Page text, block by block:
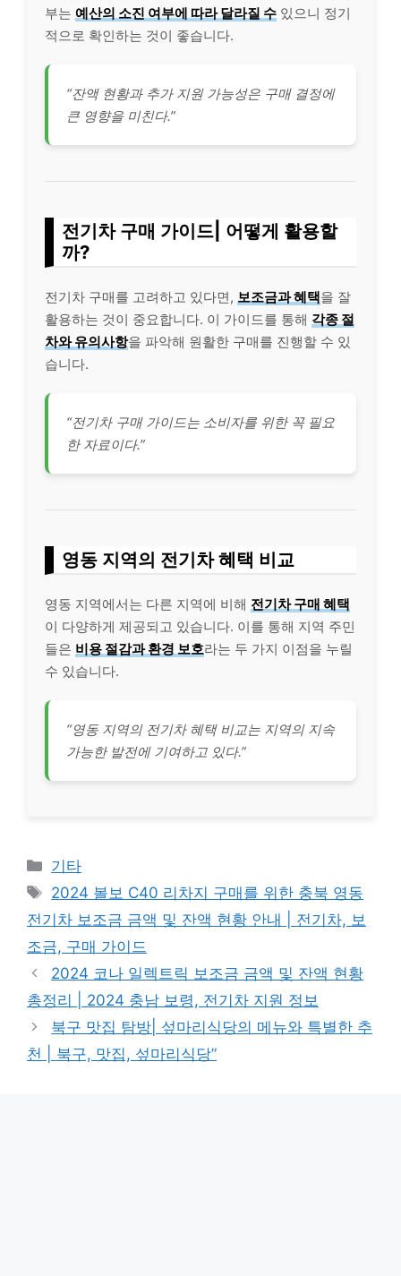
부는 예산의 소진 여부에 따라 달라질 수 있으니 정기
적으로 확인하는 것이 좋습니다.
“잔액 현황과 추가 지원 가능성은 구매 결정에
큰 영향을 미친다.”
전기차 구매 가이드| 어떻게 활용할
까?
전기차 구매를 고려하고 있다면, 보조금과 혜택을 잘
활용하는 것이 중요합니다. 이 가이드를 통해 각종 절
차와 유의사항을 파악해 원활한 구매를 진행할 수 있
습니다.
“전기차 구매 가이드는 소비자를 위한 꼭 필요
한 자료이다.”
영동 지역의 전기차 혜택 비교
영동 지역에서는 다른 지역에 비해 전기차 구매 혜택
이 다양하게 제공되고 있습니다. 이를 통해 지역 주민
들은 비용 절감과 환경 보호라는 두 가지 이점을 누릴
수 있습니다.
“영동 지역의 전기차 혜택 비교는 지역의 지속
가능한 발전에 기여하고 있다.”
Categories
기타
Tags
2024 볼보 C40 리차지 구매를 위한 충북 영동
전기차 보조금 금액 및 잔액 현황 안내 | 전기차, 보
조금, 구매 가이드
2024 코나 일렉트릭 보조금 금액 및 잔액 현황
총정리 | 2024 충남 보령, 전기차 지원 정보
북구 맛집 탐방| 섶마리식당의 메뉴와 특별한 추
천 | 북구, 맛집, 섶마리식당”